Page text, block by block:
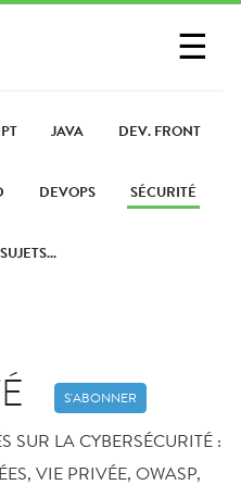
☰
UN LIENJAVA DEV. FRONT
DEVOPS SÉCURITÉ
S'ABONNER
SUR LA CYBERSÉCURITÉ :
VIE PRIVÉE, OWASP,